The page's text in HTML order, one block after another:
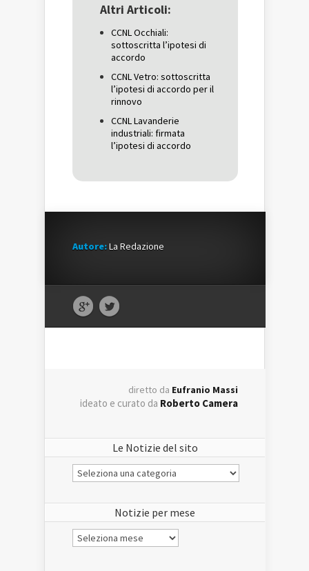
una
nuova
nuova
finestra)
una
nuova
Altri Articoli:
CCNL Occhiali:
sottoscritta l’ipotesi di
accordo
CCNL Vetro: sottoscritta
l’ipotesi di accordo per il
rinnovo
CCNL Lavanderie
industriali: firmata
l’ipotesi di accordo
Autore:La Redazione
diretto da Eufranio Massi
ideato e curato da Roberto Camera
Le Notizie del sito
Le
Notizie
Notizie per mese
Notizie
per